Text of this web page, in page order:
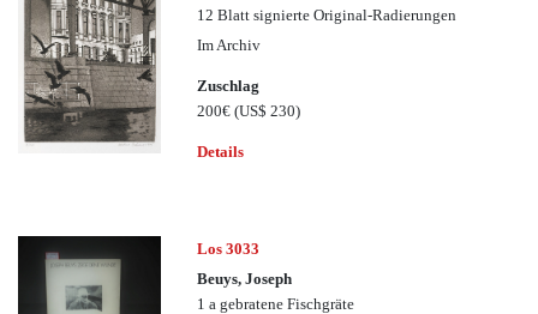
12 Blatt signierte Original-Radierungen
Im Archiv
Zuschlag
200€(US$ 230)
Details
Los 3033
Beuys, Joseph
1 a gebratene Fischgräte